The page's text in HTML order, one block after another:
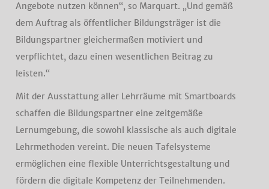
Angebote nutzen können“, so Marquart. „Und gemäß
dem Auftrag als öffentlicher Bildungsträger ist die
Bildungspartner gleichermaßen motiviert und
verpflichtet, dazu einen wesentlichen Beitrag zu
leisten.“
Mit der Ausstattung aller Lehrräume mit Smartboards
schaffen die Bildungspartner eine zeitgemäße
Lernumgebung, die sowohl klassische als auch digitale
Lehrmethoden vereint. Die neuen Tafelsysteme
ermöglichen eine flexible Unterrichtsgestaltung und
fördern die digitale Kompetenz der Teilnehmenden.